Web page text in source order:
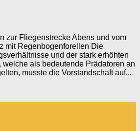
zur Fliegenstrecke Abens und vom
mit Regenbogenforellen Die
und der stark erhöhten
welche als bedeutende Prädatoren an
musste die Vorstandschaft auf...